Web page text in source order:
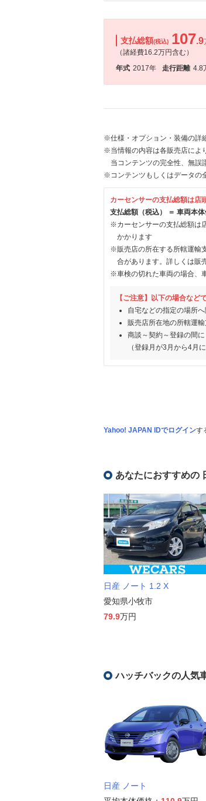
支払総額(税込) 107.9
（諸経費16.2万円含む）
年式 2017年 走行距離 4.8
※仕様・オプション・装備の詳
※当情報の内容は各販売店によ
当コンテンツの完全性、無誤
※コンテンツもしくはデータの
カーセンサーの支払総額は店
支払総額（税込） ＝ 車両本
※カーセンサーの支払総額は
かかります
※販売店の所在する所轄運輸
合があります。詳しくは販
※車検の切れた車両の場合、
【ご注意】以下の場合など
自宅などの指定の場所
販売店所在地の所轄運
商談～契約～登録の間
（登録月が3月から4月
Yahoo! JAPAN IDでログインす
あなたにおすすめの
日産 ノート 1.2 X
愛知県小牧市
79.9万円
ハッチバックの人気
日産 ノート